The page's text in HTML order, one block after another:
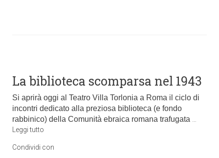
La biblioteca scomparsa nel 1943
Si aprirà oggi al Teatro Villa Torlonia a Roma il ciclo di
incontri dedicato alla preziosa biblioteca (e fondo
rabbinico) della Comunità ebraica romana trafugata
Leggi tutto
Condividi con